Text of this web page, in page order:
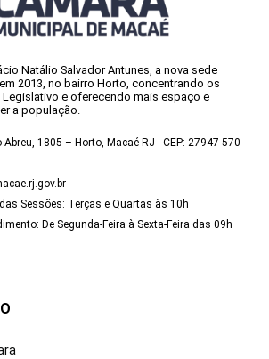
Natálio Salvador Antunes, a nova sede
2013, no bairro Horto, concentrando os
e oferecendo mais espaço e
a população.
1805 – Horto, Macaé-RJ - CEP: 27947-570
Sessões: Terças e Quartas às 10h
De Segunda-Feira à Sexta-Feira das 09h